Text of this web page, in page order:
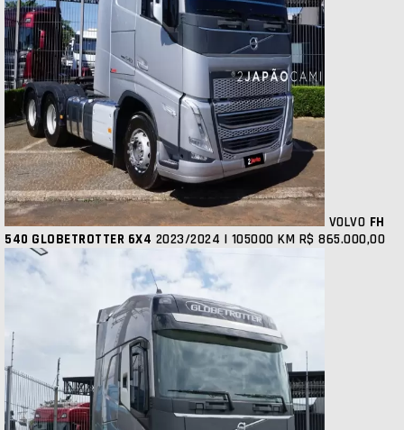
VOLVO FH
540 GLOBETROTTER 6X4 2023/2024 | 105000 KM R$ 865.000,00